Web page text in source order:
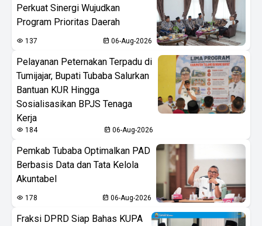
Perkuat Sinergi Wujudkan
Program Prioritas Daerah
137 06-Aug-2026
Pelayanan Peternakan Terpadu di
Tumijajar, Bupati Tubaba Salurkan
Bantuan KUR Hingga
Sosialisasikan BPJS Tenaga
Kerja
184 06-Aug-2026
Pemkab Tubaba Optimalkan PAD
Berbasis Data dan Tata Kelola
Akuntabel
178 06-Aug-2026
Fraksi DPRD Siap Bahas KUPA